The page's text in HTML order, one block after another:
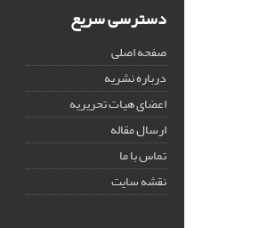
دسترسی سریع
صفحه اصلی
درباره نشریه
اعضای هیات تحریریه
ارسال مقاله
تماس با ما
نقشه سایت